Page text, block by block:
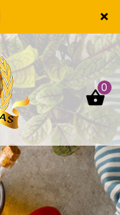
×
0